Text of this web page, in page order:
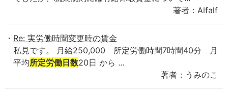
著者：Alfalf
Re: 実労働時間変更時の賃金
私見です。 月給250,000 所定労働時間7時間40分 月
平均所定労働日数20日 から ...
著者：うみのこ